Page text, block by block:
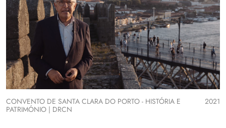
CONVENTO DE SANTA CLARA DO PORTO - HISTÓRIA E
PATRIMÓNIO | DRCN
2021